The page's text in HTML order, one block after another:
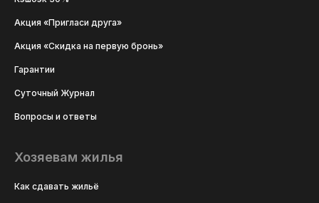
Акция «Пригласи друга»
Акция «Скидка на первую бронь»
Гарантии
Суточный Журнал
Вопросы и ответы
Хозяевам жилья
Как сдавать жильё